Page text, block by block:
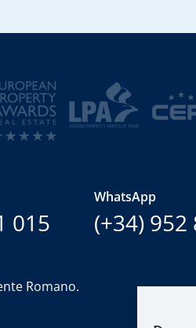
015
WhatsApp
(+34) 952
Romano.